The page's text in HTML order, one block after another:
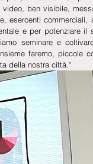
ben visibile,
esercenti commerciali,
e per potenziare il
seminare e
faremo, piccole
della nostra città."